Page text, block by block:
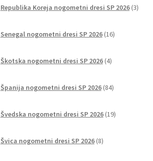
Republika Koreja nogometni dresi SP 2026 3
Senegal nogometni dresi SP 2026 16izdelkov
Škotska nogometni dresi SP 2026 4izdelki
Španija nogometni dresi SP 2026 84izdelkov
Švedska nogometni dresi SP 2026 19izdelkov
Švica nogometni dresi SP 2026 8izdelkov